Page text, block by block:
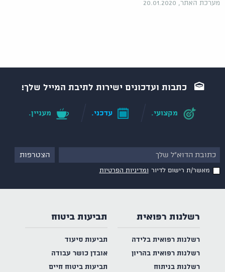
מערכת האתר, 20.01.2020
כתבות ועדכונים ישירות לתיבת המייל שלך!
מקצועי. עדכני. מעניין.
מאשר/ת רישום לדיור ומדיניות הפרטיות
רשלנות רפואית
רשלנות רפואית בלידה
רשלנות רפואית בהריון
רשלנות בניתוח
תביעות ביטוח
תביעות סיעוד
אובדן כושר עבודה
תביעות ביטוח חיים